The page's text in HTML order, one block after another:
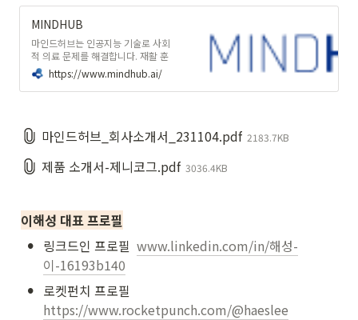
MINDHUB
마인드허브는 인공지능 기술로 사회
적 의료 문제를 해결합니다. 재활 훈
련 솔루션 개발을 통해 모두가 건강하
고 행복하게 사는 세상을 실현합니다.
https://www.mindhub.ai/
마인드허브_회사소개서_231104.pdf 2183.7KB
제품 소개서-제니코그.pdf 3036.4KB
이해성 대표 프로필
• 링크드인 프로필 www.linkedin.com/in/해성-
이-16193b140
•
https://www.rocketpunch.com/@haeslee